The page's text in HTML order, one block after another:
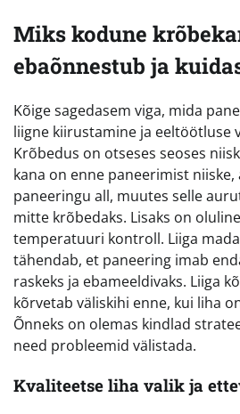
Miks kodune
ebaõnnestub ja
Kõige sagedasem viga, mida
liigne kiirustamine ja eeltöötluse
Krõbedus on otseses seoses
kana on enne paneerimist
paneeringu all, muutes selle
mitte krõbedaks. Lisaks on
temperatuuri kontroll. Liiga
tähendab, et paneering imab
raskeks ja ebameeldivaks. Liiga
kõrvetab väliskihi enne, kui liha
Õnneks on olemas kindlad
need probleemid välistada.
Kvaliteetse liha valik ja